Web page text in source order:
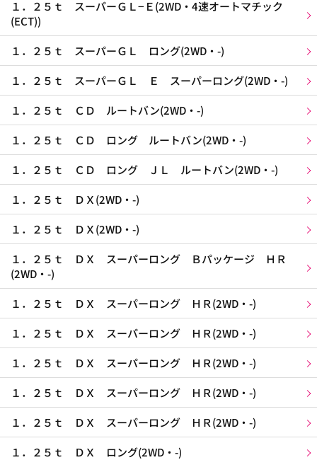
１．２５ｔ スーパーＧＬ−Ｅ(2WD・4速オートマチック
(ECT))
１．２５ｔ スーパーＧＬ ロング(2WD・-)
１．２５ｔ スーパーＧＬ Ｅ スーパーロング(2WD・-)
１．２５ｔ ＣＤ ルートバン(2WD・-)
１．２５ｔ ＣＤ ロング ルートバン(2WD・-)
１．２５ｔ ＣＤ ロング ＪＬ ルートバン(2WD・-)
１．２５ｔ ＤＸ(2WD・-)
１．２５ｔ ＤＸ(2WD・-)
１．２５ｔ ＤＸ スーパーロング Ｂパッケージ ＨＲ
(2WD・-)
１．２５ｔ ＤＸ スーパーロング ＨＲ(2WD・-)
１．２５ｔ ＤＸ スーパーロング ＨＲ(2WD・-)
１．２５ｔ ＤＸ スーパーロング ＨＲ(2WD・-)
１．２５ｔ ＤＸ スーパーロング ＨＲ(2WD・-)
１．２５ｔ ＤＸ スーパーロング ＨＲ(2WD・-)
１．２５ｔ ＤＸ ロング(2WD・-)